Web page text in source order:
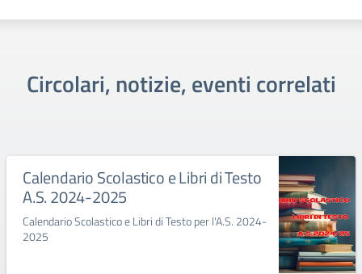
Circolari, notizie, eventi correlati
Calendario Scolastico e Libri di Testo
A.S. 2024-2025
Calendario Scolastico e Libri di Testo per l'A.S. 2024-
2025